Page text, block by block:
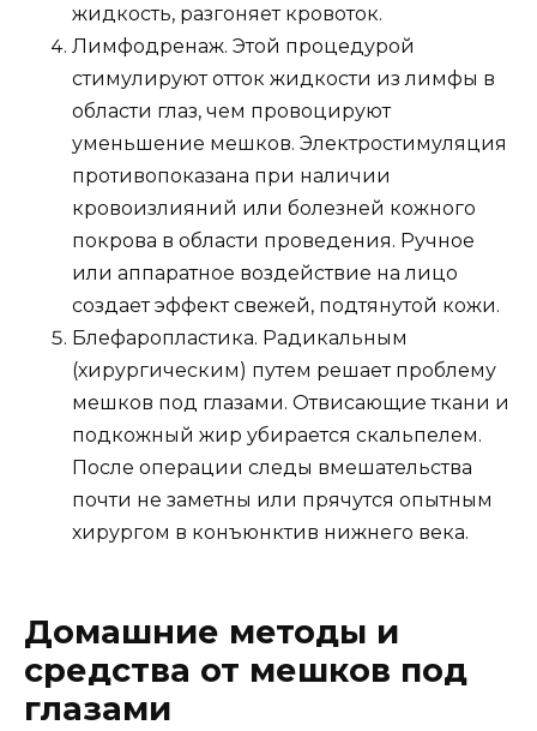
жидкость, разгоняет кровоток.
Лимфодренаж. Этой процедурой
стимулируют отток жидкости из лимфы в
области глаз, чем провоцируют
уменьшение мешков. Электростимуляция
противопоказана при наличии
кровоизлияний или болезней кожного
покрова в области проведения. Ручное
или аппаратное воздействие на лицо
создает эффект свежей, подтянутой кожи.
Блефаропластика. Радикальным
(хирургическим) путем решает проблему
мешков под глазами. Отвисающие ткани и
подкожный жир убирается скальпелем.
После операции следы вмешательства
почти не заметны или прячутся опытным
хирургом в конъюнктив нижнего века.
Домашние методы и
средства от мешков под
глазами